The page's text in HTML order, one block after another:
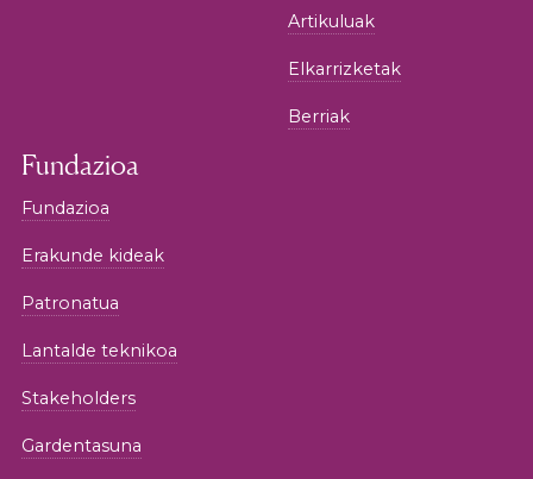
Artikuluak
Elkarrizketak
Berriak
Fundazioa
Fundazioa
Erakunde kideak
Patronatua
Lantalde teknikoa
Stakeholders
Gardentasuna